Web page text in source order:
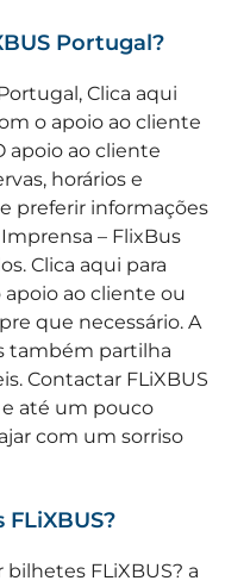
Portugal?
Clica aqui
o apoio ao cliente
apoio ao cliente
horários e
preferir informações
– FlixBus
Clica aqui para
ao cliente ou
que necessário. A
também partilha
Contactar FLiXBUS
até um pouco
com um sorriso
FLiXBUS? a